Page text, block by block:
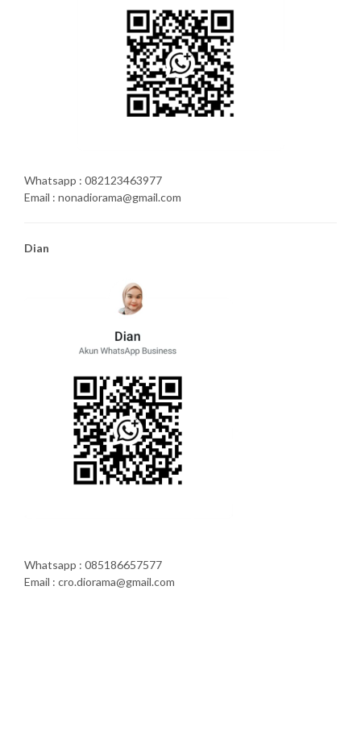
Whatsapp : 082123463977
Email : nonadiorama@gmail.com
Dian
Whatsapp : 085186657577
Email : cro.diorama@gmail.com